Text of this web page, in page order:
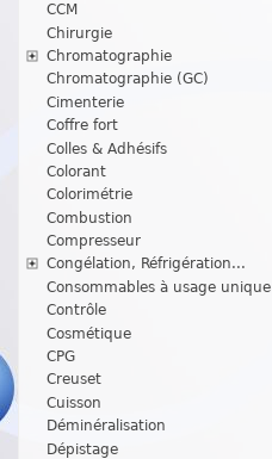
CCM
Chirurgie
Chromatographie
Chromatographie (GC)
Cimenterie
Coffre fort
Colles & Adhésifs
Colorant
Colorimétrie
Combustion
Compresseur
Congélation, Réfrigération...
Consommables à usage unique
Contrôle
Cosmétique
CPG
Creuset
Cuisson
Déminéralisation
Dépistage